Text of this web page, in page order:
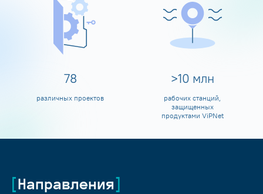
80
различных проектов
>10 млн
рабочих станций,
защищенных
продуктами ViPNet
Направления